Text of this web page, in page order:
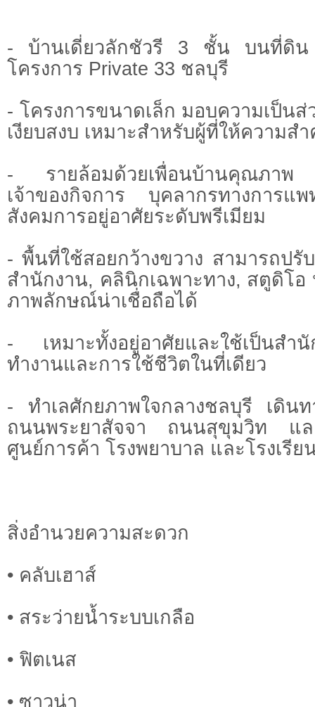
- บ้านเดี่ยวลักชัวรี 3 ชั้น บนที่ดิน
โครงการ Private 33 ชลบุรี
- โครงการขนาดเล็ก มอบความเป็น
เงียบสงบ เหมาะสำหรับผู้ที่ให้ความ
- รายล้อมด้วยเพื่อนบ้านคุณภาพ
เจ้าของกิจการ บุคลากรทางการแ
สังคมการอยู่อาศัยระดับพรีเมียม
- พื้นที่ใช้สอยกว้างขวาง สามารถปรั
สำนักงาน, คลินิกเฉพาะทาง, สตูดิโอ
ภาพลักษณ์น่าเชื่อถือได้
- เหมาะทั้งอยู่อาศัยและใช้เป็นสำ
ทำงานและการใช้ชีวิตในที่เดียว
- ทำเลศักยภาพใจกลางชลบุรี เดิน
ถนนพระยาสัจจา ถนนสุขุมวิท แล
ศูนย์การค้า โรงพยาบาล และโรงเรี
สิ่งอำนวยความสะดวก
• คลับเฮาส์
• สระว่ายน้ำระบบเกลือ
• ฟิตเนส
• ซาวน่า